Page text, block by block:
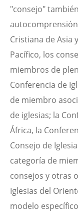
"consejo"
Cristiana de Asia
Pacífico, los
miembros de
Conferencia de
de miembro
de iglesias; la
África, la
Consejo de
categoría de
consejos y otras
Iglesias del
modelo